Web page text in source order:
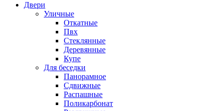
Двери
Уличные
Откатные
Пвх
Стеклянные
Деревянные
Купе
Для беседки
Панорамное
Сдвижные
Распашные
Поликарбонат